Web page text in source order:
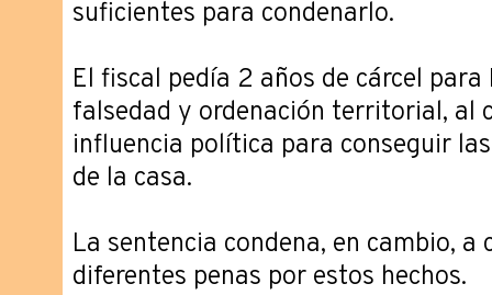
suficientes para condenarlo.
El fiscal pedía 2 años de cárcel
falsedad y ordenación territorial, al
influencia política para conseguir
de la casa.
La sentencia condena, en cambio, a
diferentes penas por estos hechos.